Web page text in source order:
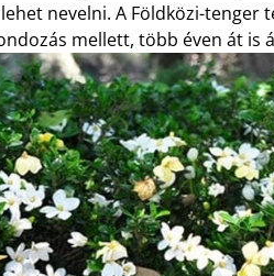
nevelni. A Földközi-
mellett, több éven át is